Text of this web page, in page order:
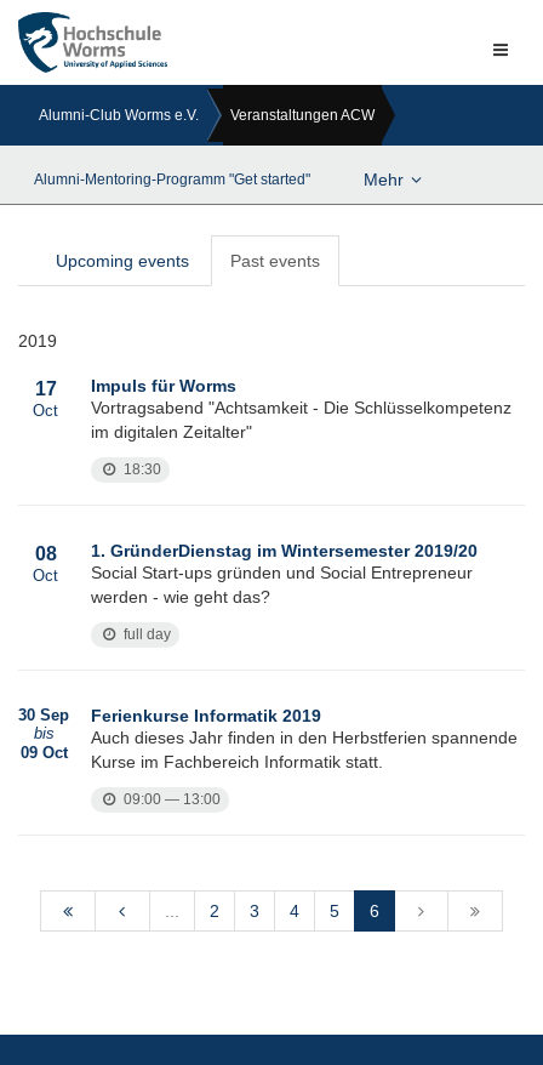
Alumni-Club Worms e.V. Veranstaltungen ACW
Alumni-Mentoring-Programm "Get started" Mehr
Upcoming events Past events
2019
17
Oct
Impuls für Worms
Vortragsabend "Achtsamkeit - Die Schlüsselkompetenz
im digitalen Zeitalter"
18:30
08
Oct
1. GründerDienstag im Wintersemester 2019/20
Social Start-ups gründen und Social Entrepreneur
werden - wie geht das?
full day
30 Sep
bis
09 Oct
Ferienkurse Informatik 2019
Auch dieses Jahr finden in den Herbstferien spannende
Kurse im Fachbereich Informatik statt.
09:00 — 13:00
2 3 4 5 6